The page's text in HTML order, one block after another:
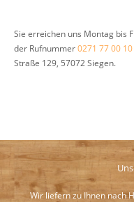
Sie erreichen uns Montag bis
der Rufnummer0271 77 00
Straße 129, 57072 Siegen.
Wir liefern zu Ihnen nach